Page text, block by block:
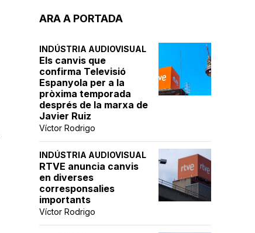
ARA A PORTADA
INDÚSTRIA AUDIOVISUAL
Els canvis que
confirma Televisió
Espanyola per a la
pròxima temporada
després de la marxa de
Javier Ruiz
Víctor Rodrigo
INDÚSTRIA AUDIOVISUAL
RTVE anuncia canvis
en diverses
corresponsalies
importants
Víctor Rodrigo